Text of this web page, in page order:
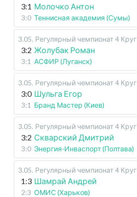
3:1 Молочко Антон
3:0 Теннисная академия (Сумы)
3.05. Регулярный чемпионат 4 Круг
3:2 Жолубак Роман
3:1 АСФИР (Луганск)
3.05. Регулярный чемпионат 4 Круг
3:0 Шульга Егор
3:1 Бранд Мастер (Киев)
3.05. Регулярный чемпионат 4 Круг
3:2 Скварский Дмитрий
3:0 Энергия-Инваспорт (Полтава)
3.05. Регулярный чемпионат 4 Круг
1:3 Шамрай Андрей
2:3 ОМИС (Харьков)